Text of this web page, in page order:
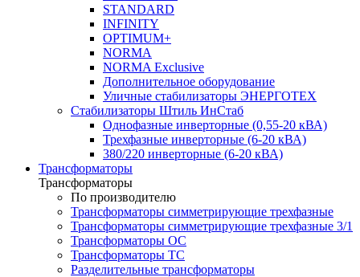
STANDARD
INFINITY
OPTIMUM+
NORMA
NORMA Exclusive
Дополнительное оборудование
Уличные стабилизаторы ЭНЕРГОТЕХ
Стабилизаторы Штиль ИнСтаб
Однофазные инверторные (0,55-20 кВА)
Трехфазные инверторные (6-20 кВА)
380/220 инверторные (6-20 кВА)
Трансформаторы
Трансформаторы
По производителю
Трансформаторы симметрирующие трехфазные
Трансформаторы симметрирующие трехфазные 3/1
Трансформаторы ОС
Трансформаторы ТС
Разделительные трансформаторы